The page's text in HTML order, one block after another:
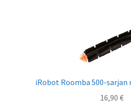
iRobot Roomba 500-sarjan
16,90 €